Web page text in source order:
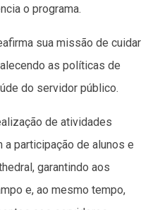
o programa.
sua missão de cuidar
as políticas de
do servidor público.
de atividades
participação de alunos e
garantindo aos
e, ao mesmo tempo,